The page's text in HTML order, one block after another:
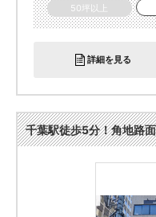
50坪以上
詳細を見る
千葉駅徒歩5分！角地路